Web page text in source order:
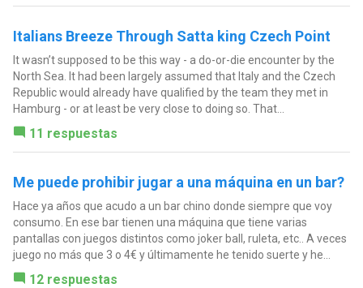
Italians Breeze Through Satta king Czech Point
It wasn’t supposed to be this way - a do-or-die encounter by the
North Sea. It had been largely assumed that Italy and the Czech
Republic would already have qualified by the team they met in
Hamburg - or at least be very close to doing so. That...
11 respuestas
Me puede prohibir jugar a una máquina en un bar?
Hace ya años que acudo a un bar chino donde siempre que voy
consumo. En ese bar tienen una máquina que tiene varias
pantallas con juegos distintos como joker ball, ruleta, etc.. A veces
juego no más que 3 o 4€ y últimamente he tenido suerte y he...
12 respuestas